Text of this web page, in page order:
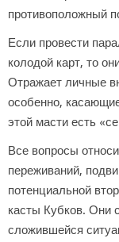
противоположный
Если провести
колодой карт, то
Отражает личные
особенно,
этой масти есть
Все вопросы
переживаний,
потенциальной
касты Кубков. Они
сложившейся